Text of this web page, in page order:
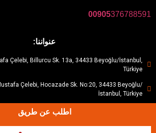
00905376788591
عنواننا:
Çelebi, Billurcu Sk. 13a, 34433 Beyoğlu/İstanbul,
Türkiye
Çelebi, Hocazade Sk. No:20, 34433 Beyoğlu/
İstanbul, Türkiye
اطلب عن طريق